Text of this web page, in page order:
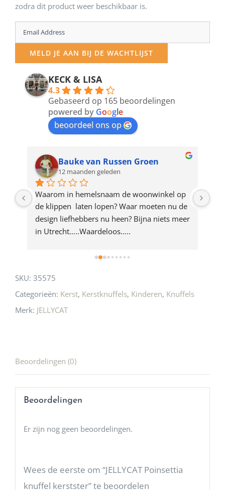
zodra dit product weer beschikbaar is.
Enter
your
email
address
product
MELD JE AAN BIJ DE WACHTLIJST
KECK & LISA
4.3
Gebaseerd op 165 beoordelingen
powered by Google
beoordeel ons op
Bauke van Russen Groen
12 maanden geleden
Waarom in hemelsnaam de woonwinkel op
de klippen  laten lopen? Waar moeten nu de
design liefhebbers nu heen? Bijna niets meer
in Utrecht…..Waardeloos…..
SKU: 35575
Categorieën: Kerst, Kerstknuffels, Kinderen, Knuffels
Merk: JELLYCAT
Beoordelingen (0)
Beoordelingen
Er zijn nog geen beoordelingen.
Wees de eerste om “JELLYCAT Poinsettia
knuffel kerstster” te beoordelen